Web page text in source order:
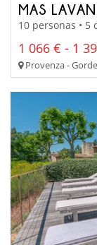
MAS
10 personas • 5
1 066 € - 1
Provenza -